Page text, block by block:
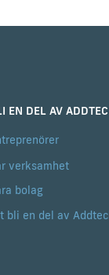
EN DEL AV
verksamhet
bolag
bli en del av